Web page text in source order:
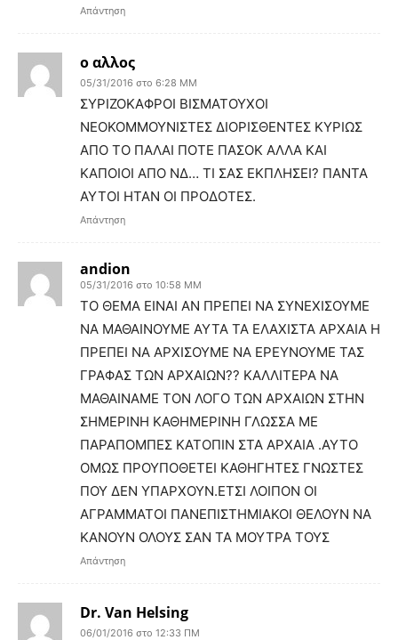
Απάντηση
ο αλλος
05/31/2016 στο 6:28 ΜΜ
ΣΥΡΙΖΟΚΑΦΡΟΙ ΒΙΣΜΑΤΟΥΧΟΙ
ΝΕΟΚΟΜΜΟΥΝΙΣΤΕΣ ΔΙΟΡΙΣΘΕΝΤΕΣ ΚΥΡΙΩΣ
ΑΠΟ ΤΟ ΠΑΛΑΙ ΠΟΤΕ ΠΑΣΟΚ ΑΛΛΑ ΚΑΙ
ΚΑΠΟΙΟΙ ΑΠΟ ΝΔ… ΤΙ ΣΑΣ ΕΚΠΛΗΣΕΙ? ΠΑΝΤΑ
ΑΥΤΟΙ ΗΤΑΝ ΟΙ ΠΡΟΔΟΤΕΣ.
Απάντηση
andion
05/31/2016 στο 10:58 ΜΜ
TO ΘΕΜΑ ΕΙΝΑΙ ΑΝ ΠΡΕΠΕΙ ΝΑ ΣΥΝΕΧΙΣΟΥΜΕ
ΝΑ ΜΑΘΑΙΝΟΥΜΕ ΑΥΤΑ ΤΑ ΕΛΑΧΙΣΤΑ ΑΡΧΑΙΑ Η
ΠΡΕΠΕΙ ΝΑ ΑΡΧΙΣΟΥΜΕ ΝΑ ΕΡΕΥΝΟΥΜΕ ΤΑΣ
ΓΡΑΦΑΣ ΤΩΝ ΑΡΧΑΙΩΝ?? ΚΑΛΛΙΤΕΡΑ ΝΑ
ΜΑΘΑΙΝΑΜΕ ΤΟΝ ΛΟΓΟ ΤΩΝ ΑΡΧΑΙΩΝ ΣΤΗΝ
ΣΗΜΕΡΙΝΗ ΚΑΘΗΜΕΡΙΝΗ ΓΛΩΣΣΑ ΜΕ
ΠΑΡΑΠΟΜΠΕΣ ΚΑΤΟΠΙΝ ΣΤΑ ΑΡΧΑΙΑ .ΑΥΤΟ
ΟΜΩΣ ΠΡΟΥΠΟΘΕΤΕΙ ΚΑΘΗΓΗΤΕΣ ΓΝΩΣΤΕΣ
ΠΟΥ ΔΕΝ ΥΠΑΡΧΟΥΝ.ΕΤΣΙ ΛΟΙΠΟΝ ΟΙ
ΑΓΡΑΜΜΑΤΟΙ ΠΑΝΕΠΙΣΤΗΜΙΑΚΟΙ ΘΕΛΟΥΝ ΝΑ
ΚΑΝΟΥΝ ΟΛΟΥΣ ΣΑΝ ΤΑ ΜΟΥΤΡΑ ΤΟΥΣ
Απάντηση
Dr. Van Helsing
06/01/2016 στο 12:33 ΠΜ